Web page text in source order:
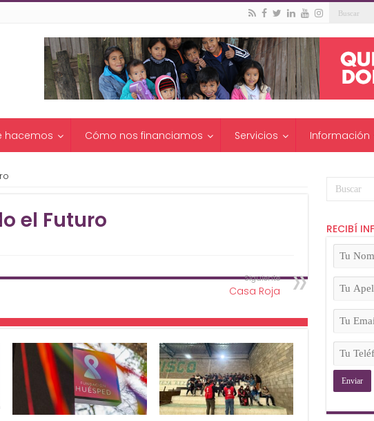
hacemos Cómo nos financiamos Servicios Información
el Futuro
Siguiente
Casa Roja
RECIBÍ
Tu
Tu
Apellido
Tu
Tu